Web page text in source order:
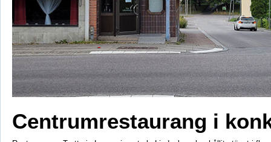
Centrumrestaurang i